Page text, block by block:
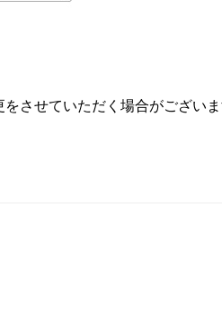
させていただく場合がござい